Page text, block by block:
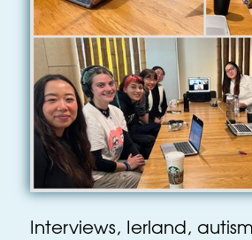
Interviews, Ierland,